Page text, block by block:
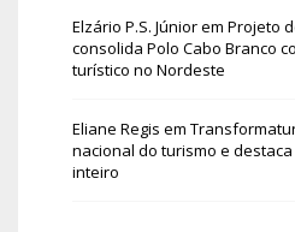
Elzário P.S. Júniorem Projeto
consolida Polo Cabo Branco
turístico no Nordeste
Eliane Regis em
nacional do turismo e
inteiro